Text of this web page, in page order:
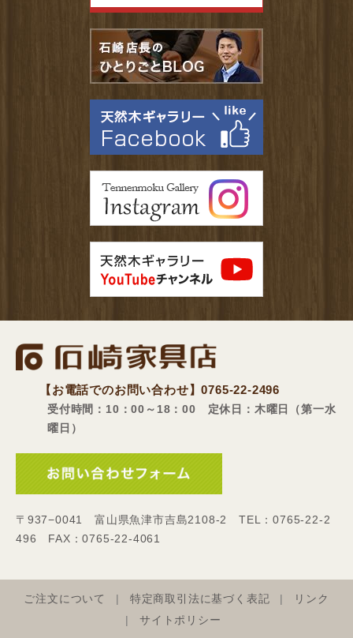
【お電話でのお問い合わせ】0765-22-2496
受付時間：10：00～18：00 定休日：木曜日（第一水
曜日）
〒937−0041 富山県魚津市吉島2108-2 TEL：0765-22-2
496 FAX：0765-22-4061
ご注文について 特定商取引法に基づく表記
リンク
サイトポリシー